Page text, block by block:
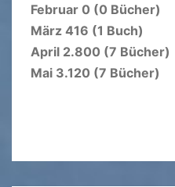
Februar 0 (0 Bücher)
März 416 (1 Buch)
April 2.800 (7 Bücher)
Mai 3.120 (7 Bücher)